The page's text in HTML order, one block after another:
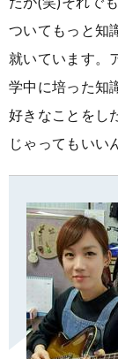
ついてもっと知
就いています。
学中に培った知
好きなことをし
じゃってもいい